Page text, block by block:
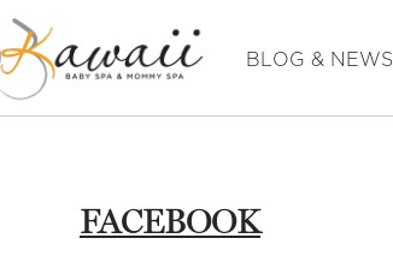
BLOG & NEWS
FACEBOOK